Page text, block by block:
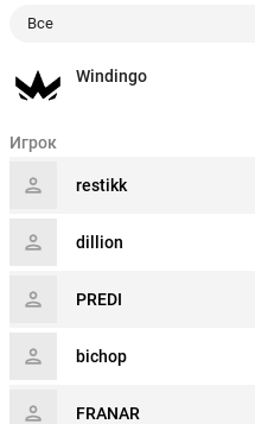
Все
Windingo
Игрок
restikk
dillion
PREDI
bichop
FRANAR